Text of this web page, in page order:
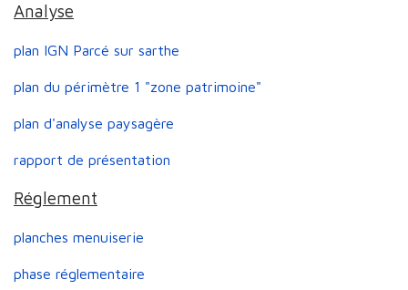
Analyse
plan IGN Parcé sur sarthe
plan du périmètre 1 "zone patrimoine"
plan d'analyse paysagère
rapport de présentation
Réglement
planches menuiserie
phase réglementaire